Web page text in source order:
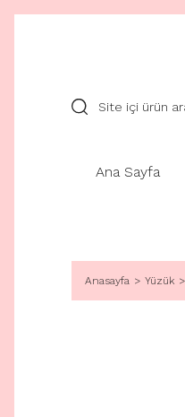
Ana Sayfa
Anasayfa Yüzük